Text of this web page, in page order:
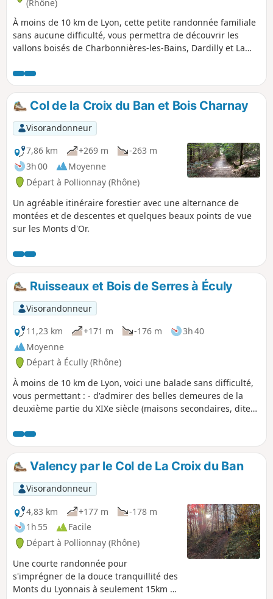
(Rhône)
À moins de 10 km de Lyon, cette petite randonnée familiale
sans aucune difficulté, vous permettra de découvrir les
vallons boisés de Charbonnières-les-Bains, Dardilly et La
Col de la Croix du Ban et Bois Charnay
Visorandonneur
7,86 km
+269 m
-263 m
3h 00
Moyenne
Départ à Pollionnay (Rhône)
Un agréable itinéraire forestier avec une alternance de
montées et de descentes et quelques beaux points de vue
sur les Monts d'Or.
Ruisseaux et Bois de Serres à Éculy
Visorandonneur
11,23 km
+171 m -176 m
3h 40
Moyenne
Départ à Écully (Rhône)
À moins de 10 km de Lyon, voici une balade sans difficulté,
vous permettant : - d'admirer des belles demeures de la
deuxième partie du XIXe siècle (maisons secondaires, dites
souvent entourés de jardins ou de parcs à l'anglaise) - les
vallons boisés des ruisseaux de Serres et de Planches, zone
classée au titre de site pittoresque remarquable.
Valency par le Col de La Croix du Ban
Visorandonneur
4,83 km
+177 m
-178 m
1h 55
Facile
Départ à Pollionnay (Rhône)
Une courte randonnée pour
s'imprégner de la douce tranquillité des
Monts du Lyonnais à seulement 15km à